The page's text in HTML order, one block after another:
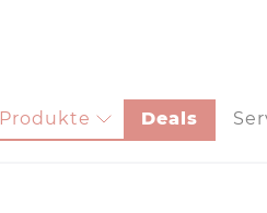
Produkte Deals